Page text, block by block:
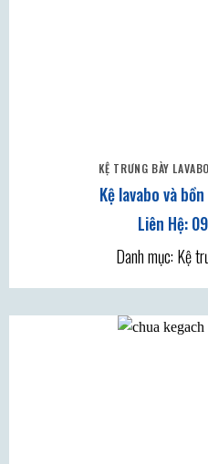
KỆ TRƯNG BÀY
Kệ lavabo và
Danh mục: Kệ